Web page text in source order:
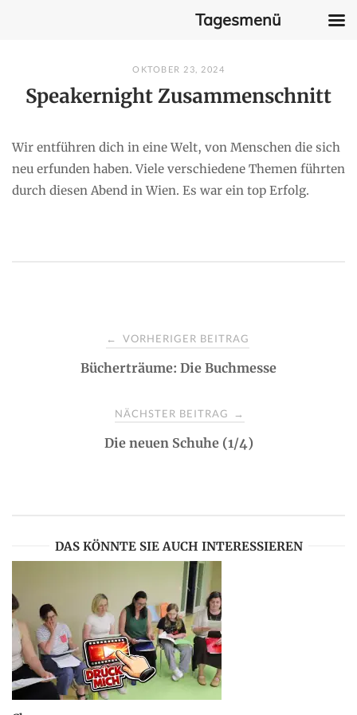
content
OKTOBER 23, 2024
Speakernight Zusammenschnitt
Wir entführen dich in eine Welt, von Menschen die sich
neu erfunden haben. Viele verschiedene Themen führten
durch diesen Abend in Wien. Es war ein top Erfolg.
i
g
a
← VORHERIGER BEITRAG
Bücherträume: Die Buchmesse
NÄCHSTER BEITRAG →
Die neuen Schuhe (1/4)
DAS KÖNNTE SIE AUCH INTERESSIEREN
Tagesmenü